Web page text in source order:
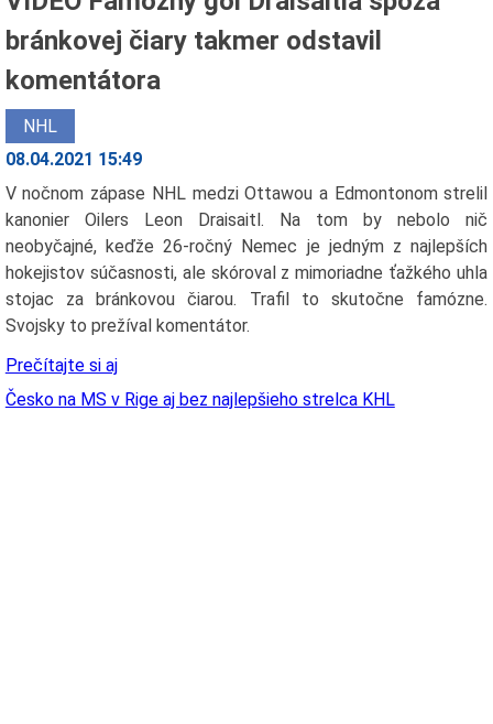
bránkovej čiary takmer odstavil
komentátora
NHL
08.04.2021 15:49
V nočnom zápase NHL medzi Ottawou a Edmontonom strelil
kanonier Oilers Leon Draisaitl. Na tom by nebolo nič
neobyčajné, keďže 26-ročný Nemec je jedným z najlepších
hokejistov súčasnosti, ale skóroval z mimoriadne ťažkého uhla
stojac za bránkovou čiarou. Trafil to skutočne famózne.
Svojsky to prežíval komentátor.
Prečítajte si aj
Česko na MS v Rige aj bez najlepšieho strelca KHL